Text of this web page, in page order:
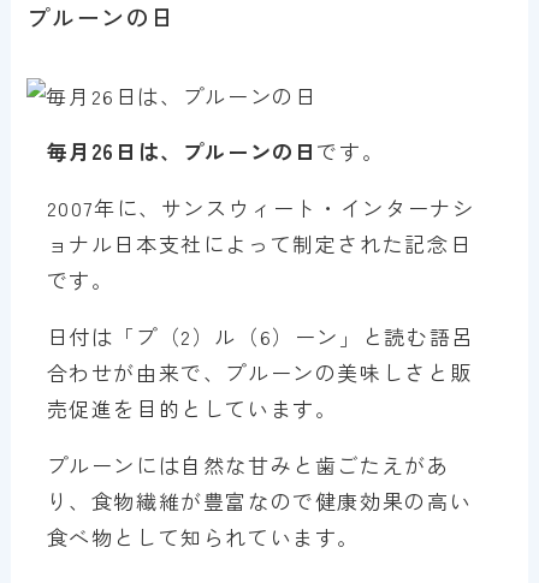
プルーンの日
毎月26日は、プルーンの日 です。
2007年に、サンスウィート・インターナシ
ョナル日本支社によって制定された記念日
です。
日付は「プ（2）ル（6）ーン」と読む語呂
合わせが由来で、プルーンの美味しさと販
売促進を目的としています。
プルーンには自然な甘みと歯ごたえがあ
り、食物繊維が豊富なので健康効果の高い
食べ物として知られています。